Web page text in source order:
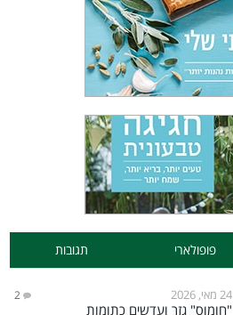
פופולארי תגובות
24 מאי, 2026 2
"חומוס" גזר ועדשים כתומות